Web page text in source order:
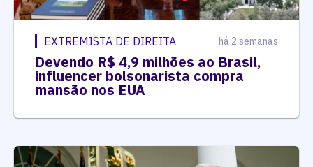
EXTREMISTA DE DIREITA há 2 semanas
Devendo R$ 4,9 milhões ao Brasil,
influencer bolsonarista compra
mansão nos EUA